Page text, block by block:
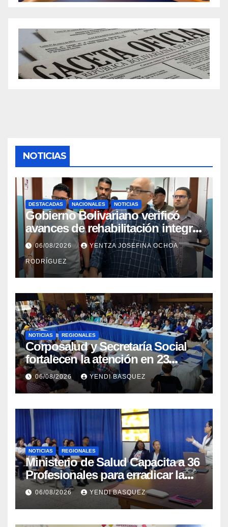
NOTICIAS
DESTACADAS NACIONALES NOTICIAS
Gobierno Bolivariano verificó
avances de rehabilitación integral
en el Hospital Dr. José María
Vargas
06/08/2026 YENTZA JOSEFINA OCHOA
RODRÍGUEZ
NOTICIAS REGIONALES
Corposalud y Secretaría Social
fortalecen la atención en 23
municipios
06/08/2026 YENDI BASQUEZ
NOTICIAS REGIONALES
Ministerio de Salud Capacita a 36
Profesionales para erradicar la
Tuberculosis en Yaracuy
06/08/2026 YENDI BASQUEZ